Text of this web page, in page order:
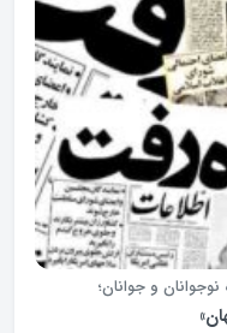
نوجوانان و جوانان؛